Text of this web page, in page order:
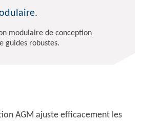
modulaire de conception
guides robustes.
AGM ajuste efficacement les